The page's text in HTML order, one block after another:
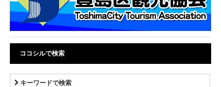
ココシルで検索
キーワードで検索